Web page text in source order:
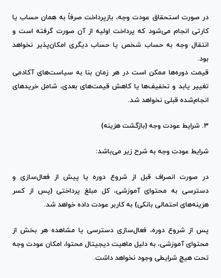
در صورت استحقاق عودت وجه، بازپرداخت صرفاً به همان حساب یا
کارتی انجام می‌شود که پرداخت اولیه از آن صورت گرفته است و
انتقال وجه به حساب شخص یا حساب دیگری امکان‌پذیر نخواهد
بود.
قیمت دوره‌ها ممکن است در هر زمان بنا به سیاست‌های آکادمی
تغییر یابد و تخفیف‌ها یا کاهش قیمت‌های بعدی، شامل خریدهای
انجام‌شده قبلی نخواهد شد.
۳. شرایط عودت وجه (بازگشت هزینه)
شرایط عودت وجه به شرح زیر می‌باشد:
در صورت انصراف قبل از شروع دوره یا پیش از فعال‌سازی و
دسترسی به محتوای آموزشی، کل مبلغ پرداختی (پس از کسر
هزینه‌های احتمالی بانکی) به کاربر عودت داده خواهد شد.
پس از شروع دوره، فعال‌سازی دسترسی یا مشاهده هر بخش از
محتوای آموزشی، به دلیل ماهیت دیجیتال محتوا، امکان عودت وجه
تحت هیچ شرایطی وجود نخواهد داشت.